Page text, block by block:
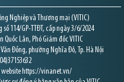
Nghiệp và Thương mại (VITIC)
114/GP-TTĐT, cấp ngày 3/6/2024
Lân, Phó Giám đốc VITIC
Đồng, phường Nghĩa Đô, Tp. Hà Nội
website https://vinanet.vn/